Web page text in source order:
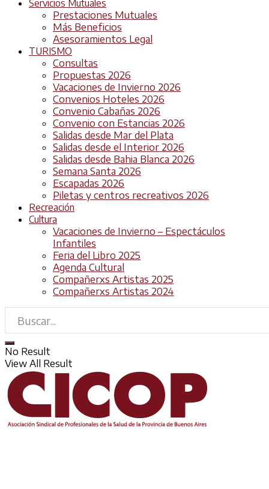
Servicios Mutuales
Prestaciones Mutuales
Más Beneficios
Asesoramientos Legal
TURISMO
Consultas
Propuestas 2026
Vacaciones de Invierno 2026
Convenios Hoteles 2026
Convenio Cabañas 2026
Convenio con Estancias 2026
Salidas desde Mar del Plata
Salidas desde el Interior 2026
Salidas desde Bahia Blanca 2026
Semana Santa 2026
Escapadas 2026
Piletas y centros recreativos 2026
Recreación
Cultura
Vacaciones de Invierno – Espectáculos
Infantiles
Feria del Libro 2025
Agenda Cultural
Compañerxs Artistas 2025
Compañerxs Artistas 2024
No Result
View All Result